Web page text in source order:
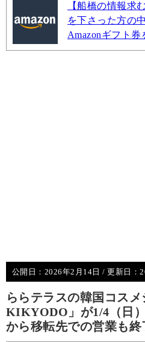
【船橋の情報求
を下さった方の
Amazonギフト券
公開日： 2026年2月14日 / 更新日：
ららテラスの韓国コス
KIKYODO」が1/4（日
から移転先での営業も終